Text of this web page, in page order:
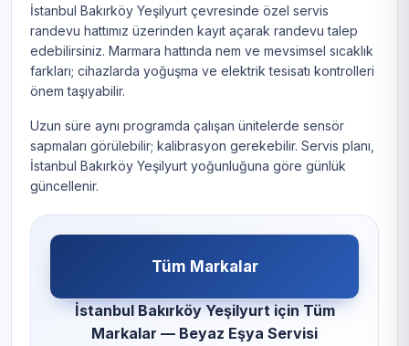
İstanbul Bakırköy Yeşilyurt çevresinde özel servis
randevu hattımız üzerinden kayıt açarak randevu talep
edebilirsiniz. Marmara hattında nem ve mevsimsel sıcaklık
farkları; cihazlarda yoğuşma ve elektrik tesisatı kontrolleri
önem taşıyabilir.
Uzun süre aynı programda çalışan ünitelerde sensör
sapmaları görülebilir; kalibrasyon gerekebilir. Servis planı,
İstanbul Bakırköy Yeşilyurt yoğunluğuna göre günlük
güncellenir.
Tüm Markalar
İstanbul Bakırköy Yeşilyurt için Tüm
Markalar — Beyaz Eşya Servisi